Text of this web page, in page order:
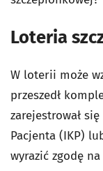
Loteria
W loterii może
przeszedł
zarejestrował
Pacjenta (IKP)
wyrazić zgodę